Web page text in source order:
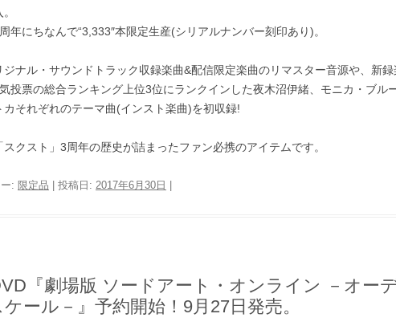
年にちなんで“3,333″本限定生産(シリアルナンバー刻印あり)。
ジナル・サウンドトラック収録楽曲&配信限定楽曲のリマスター音源や、新録
投票の総合ランキング上位3位にランクインした夜木沼伊緒、モニカ・ブル
カそれぞれのテーマ曲(インスト楽曲)を初収録!
スクスト」3周年の歴史が詰まったファン必携のアイテムです。
: 限定品 | 投稿日: 2017年6月30日
『劇場版 ソードアート・オンライン －オー
ール－』予約開始！9月27日発売。